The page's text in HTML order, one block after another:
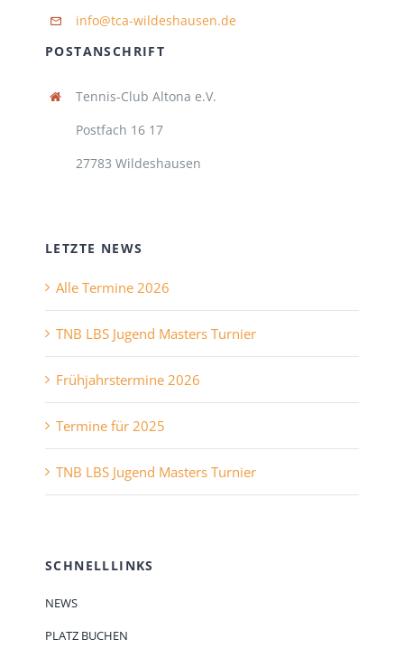
info@tca-wildeshausen.de
POSTANSCHRIFT
Tennis-Club Altona e.V.
Postfach 16 17
27783 Wildeshausen
LETZTE NEWS
Alle Termine 2026
TNB LBS Jugend Masters Turnier
Frühjahrstermine 2026
Termine für 2025
TNB LBS Jugend Masters Turnier
SCHNELLLINKS
NEWS
PLATZ BUCHEN